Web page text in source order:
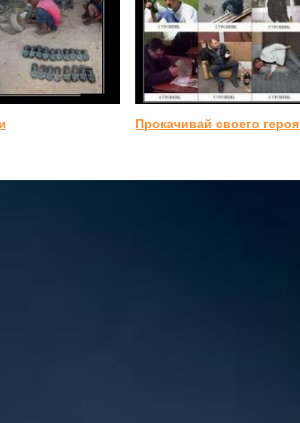
Прокачивай своего героя